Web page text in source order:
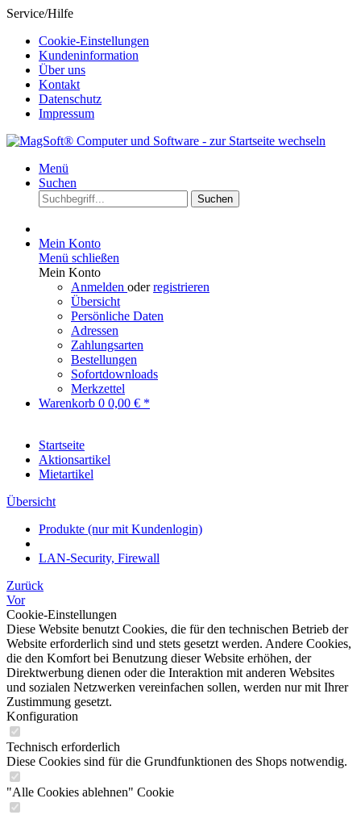
Service/Hilfe
Cookie-Einstellungen
Kundeninformation
Über uns
Kontakt
Datenschutz
Impressum
Menü
Suchen
Suchen
Mein Konto
Menü schließen
Mein Konto
Anmelden oderregistrieren
Übersicht
Persönliche Daten
Adressen
Zahlungsarten
Bestellungen
Sofortdownloads
Merkzettel
Warenkorb 0 0,00 € *
Startseite
Aktionsartikel
Mietartikel
Übersicht
Produkte (nur mit Kundenlogin)
LAN-Security, Firewall
Zurück
Vor
Cookie-Einstellungen
Diese Website benutzt Cookies, die für den technischen Betrieb der
Website erforderlich sind und stets gesetzt werden. Andere Cookies,
die den Komfort bei Benutzung dieser Website erhöhen, der
Direktwerbung dienen oder die Interaktion mit anderen Websites
und sozialen Netzwerken vereinfachen sollen, werden nur mit Ihrer
Zustimmung gesetzt.
Konfiguration
Technisch erforderlich
Diese Cookies sind für die Grundfunktionen des Shops notwendig.
"Alle Cookies ablehnen" Cookie